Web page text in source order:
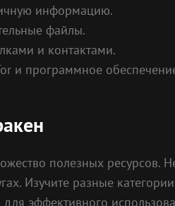
информацию.
файлы.
и контактами.
и программное
полезных ресурсов.
Изучите разные
эффективного